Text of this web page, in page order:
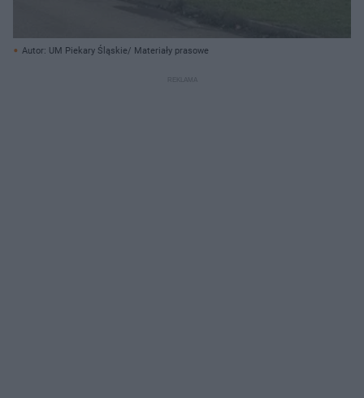
Autor: UM Piekary Śląskie/ Materiały prasowe